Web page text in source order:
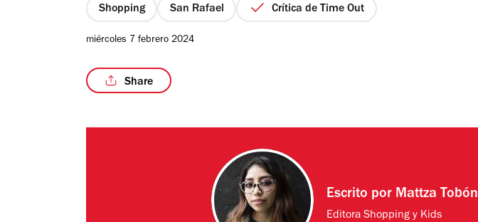
estrellas
Shopping San Rafael Crítica de Time Out
miércoles 7 febrero 2024
Share
Escrito por Mattza Tobón
Editora Shopping y Kids